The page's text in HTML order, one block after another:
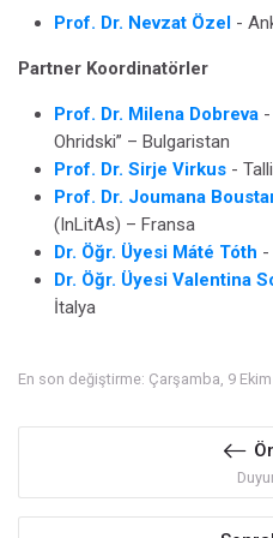
Prof. Dr. Nevzat Özel -
Partner Koordinatörler
Prof. Dr. Milena Dobreva -
Ohridski” – Bulgaristan
Prof. Dr. Sirje Virkus -
Prof. Dr. Joumana
(InLitAs) – Fransa
Dr. Öğr. Üyesi Máté Tóth -
Dr. Öğr. Üyesi Valentina
İtalya
En son değiştirme: Çarşamba, 9